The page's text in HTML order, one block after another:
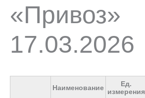
«Привоз»
17.03.2026
Наименование
Ед.
измерения